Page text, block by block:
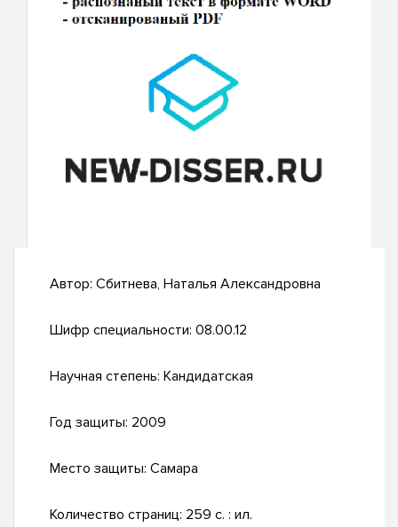
Автор: Сбитнева, Наталья Александровна
Шифр специальности: 08.00.12
Научная степень: Кандидатская
Год защиты: 2009
Место защиты: Самара
Количество страниц: 259 с. : ил.